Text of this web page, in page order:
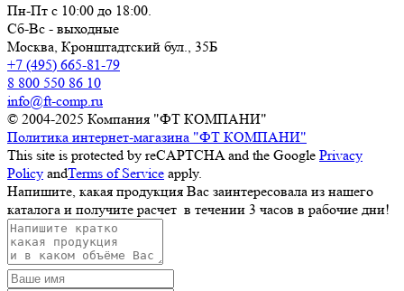
Пн-Пт с 10:00 до 18:00.
Сб-Вс - выходные
Москва, Кронштадтский бул., 35Б
+7 (495) 665-81-79
8 800 550 86 10
info@ft-comp.ru
© 2004-2025 Компания "ФТ КОМПАНИ"
Политика интернет-магазина "ФТ КОМПАНИ"
This site is protected by reCAPTCHA and the Google Privacy
Policy andTerms of Service apply.
Напишите, какая продукция Вас заинтересовала из нашего
каталога и получите расчет в течении 3 часов в рабочие дни!